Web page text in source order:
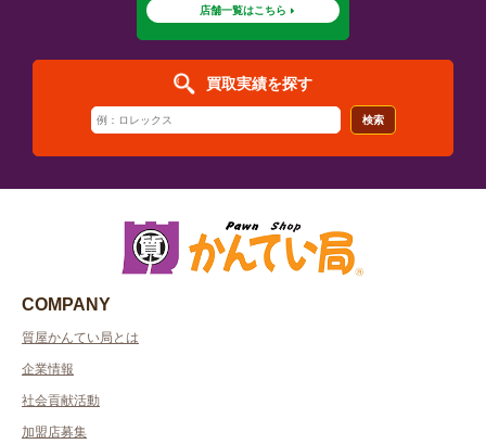
店舗一覧はこちら
買取実績を探す
検索
COMPANY
質屋かんてい局とは
企業情報
社会貢献活動
加盟店募集